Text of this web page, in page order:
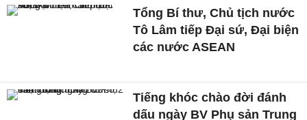
Tổng Bí thư, Chủ tịch nước
Tô Lâm tiếp Đại sứ, Đại biện
các nước ASEAN
Tiếng khóc chào đời đánh
dấu ngày BV Phụ sản Trung